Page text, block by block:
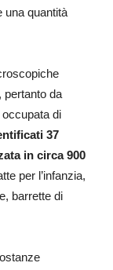
una quantità
pertanto da
di
37
in circa 900
per l’infanzia,
barrette di